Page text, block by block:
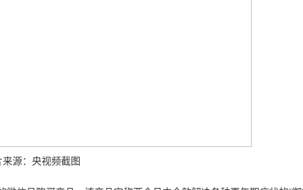
来源：央视频截图